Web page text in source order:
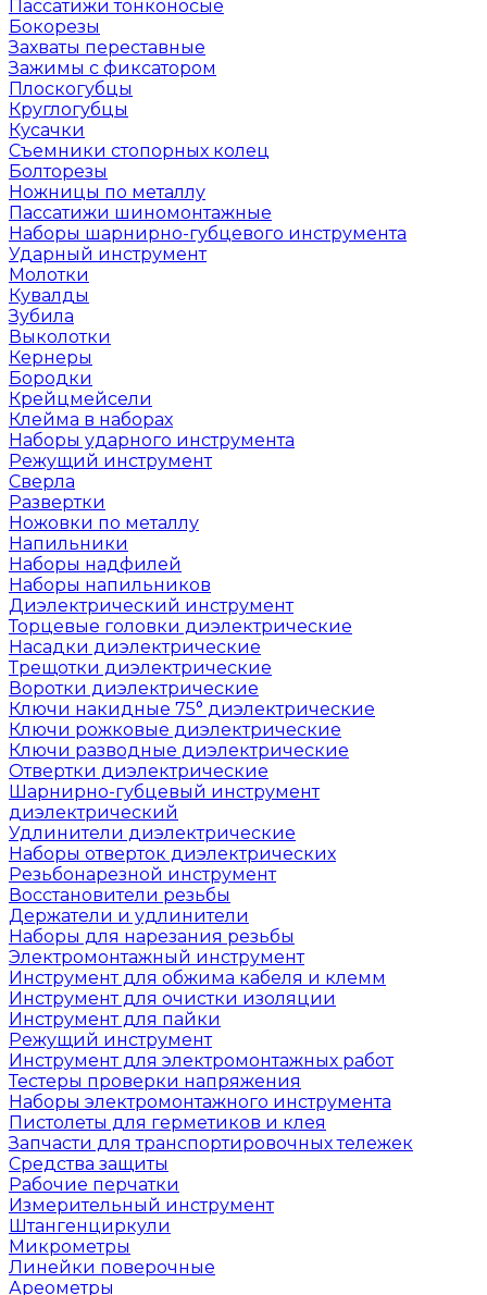
Пассатижи тонконосые
Бокорезы
Захваты переставные
Зажимы с фиксатором
Плоскогубцы
Круглогубцы
Кусачки
Съемники стопорных колец
Болторезы
Ножницы по металлу
Пассатижи шиномонтажные
Наборы шарнирно-губцевого инструмента
Ударный инструмент
Молотки
Кувалды
Зубила
Выколотки
Кернеры
Бородки
Крейцмейсели
Клейма в наборах
Наборы ударного инструмента
Режущий инструмент
Сверла
Развертки
Ножовки по металлу
Напильники
Наборы надфилей
Наборы напильников
Диэлектрический инструмент
Торцевые головки диэлектрические
Насадки диэлектрические
Трещотки диэлектрические
Воротки диэлектрические
Ключи накидные 75° диэлектрические
Ключи рожковые диэлектрические
Ключи разводные диэлектрические
Отвертки диэлектрические
Шарнирно-губцевый инструмент
диэлектрический
Удлинители диэлектрические
Наборы отверток диэлектрических
Резьбонарезной инструмент
Восстановители резьбы
Держатели и удлинители
Наборы для нарезания резьбы
Электромонтажный инструмент
Инструмент для обжима кабеля и клемм
Инструмент для очистки изоляции
Инструмент для пайки
Режущий инструмент
Инструмент для электромонтажных работ
Тестеры проверки напряжения
Наборы электромонтажного инструмента
Пистолеты для герметиков и клея
Запчасти для транспортировочных тележек
Средства защиты
Рабочие перчатки
Измерительный инструмент
Штангенциркули
Микрометры
Линейки поверочные
Ареометры